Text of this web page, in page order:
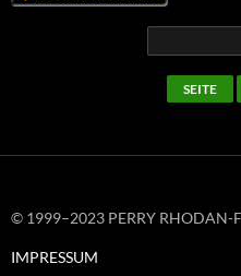
© 1999–2023 PERRY RHODAN-
IMPRESSUM